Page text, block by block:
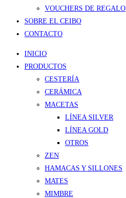
VOUCHERS DE REGALO
SOBRE EL CEIBO
CONTACTO
INICIO
PRODUCTOS
CESTERÍA
CERÁMICA
MACETAS
LÍNEA SILVER
LÍNEA GOLD
OTROS
ZEN
HAMACAS Y SILLONES
MATES
MIMBRE